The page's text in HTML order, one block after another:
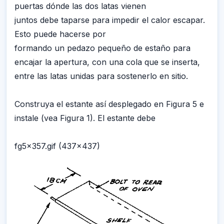
puertas dónde las dos latas vienen
juntos debe taparse para impedir el calor escapar.
Esto puede hacerse por
formando un pedazo pequeño de estaño para
encajar la apertura, con una cola que se inserta,
entre las latas unidas para sostenerlo en sitio.
Construya el estante así desplegado en Figura 5 e
instale (vea Figura 1). El estante debe
fg5x357.gif (437x437)